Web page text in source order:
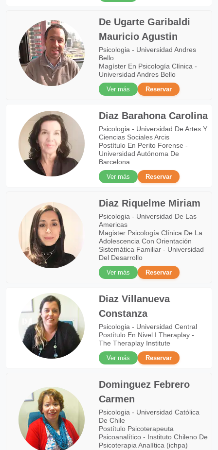
De Ugarte Garibaldi
Mauricio Agustin
Psicologia - Universidad Andres
Bello
Magíster En Psicología Clínica -
Universidad Andres Bello
Ver más
Reservar
Diaz Barahona Carolina
Psicologia - Universidad De Artes Y
Ciencias Sociales Arcis
Postítulo En Perito Forense -
Universidad Autónoma De
Barcelona
Ver más
Reservar
Diaz Riquelme Miriam
Psicologia - Universidad De Las
Americas
Magister Psicología Clínica De La
Adolescencia Con Orientación
Sistemática Familiar - Universidad
Del Desarrollo
Ver más
Reservar
Diaz Villanueva
Constanza
Psicologia - Universidad Central
Postítulo En Nivel I Theraplay -
The Theraplay Institute
Ver más
Reservar
Dominguez Febrero
Carmen
Psicologia - Universidad Católica
De Chile
Postítulo Psicoterapeuta
Psicoanalítico - Instituto Chileno De
Psicoterapia Analítica (ichpa)